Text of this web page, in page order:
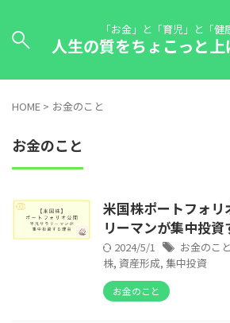
「お金」と「育児」と「健
人生の質をちょこっと
HOME > お金のこと
お金のこと
米国株ポートフォリ
リーマンが集中投資
2024/5/1 お金のこと
株, 資産形成, 集中投資
お金のこと